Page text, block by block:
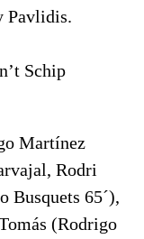
Pavlidis.
Schip
Martínez
Rodri
Busquets 65´),
(Rodrigo